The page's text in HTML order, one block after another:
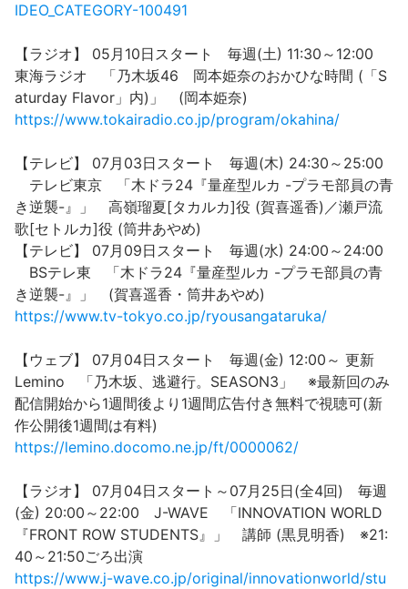
IDEO_CATEGORY-100491
【ラジオ】 05月10日スタート 毎週(土) 11:30～12:00
東海ラジオ 「乃木坂46 岡本姫奈のおかひな時間 (「S
aturday Flavor」内)」 (岡本姫奈)
https://www.tokairadio.co.jp/program/okahina/
【テレビ】 07月03日スタート 毎週(木) 24:30～25:00
テレビ東京 「木ドラ24『量産型ルカ -プラモ部員の青
き逆襲-』」 高嶺瑠夏[タカルカ]役 (賀喜遥香)／瀬戸流
歌[セトルカ]役 (筒井あやめ)
【テレビ】 07月09日スタート 毎週(水) 24:00～24:00
BSテレ東 「木ドラ24『量産型ルカ -プラモ部員の青
き逆襲-』」 (賀喜遥香・筒井あやめ)
https://www.tv-tokyo.co.jp/ryousangataruka/
【ウェブ】 07月04日スタート 毎週(金) 12:00～ 更新
Lemino 「乃木坂、逃避行。SEASON3」 ※最新回のみ
配信開始から1週間後より1週間広告付き無料で視聴可(新
作公開後1週間は有料)
https://lemino.docomo.ne.jp/ft/0000062/
【ラジオ】 07月04日スタート～07月25日(全4回) 毎週
(金) 20:00～22:00 J-WAVE 「INNOVATION WORLD
『FRONT ROW STUDENTS』」 講師 (黒見明香) ※21:
40～21:50ごろ出演
https://www.j-wave.co.jp/original/innovationworld/stu